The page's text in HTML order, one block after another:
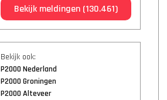
Bekijk meldingen (130.461)
Bekijk ook:
P2000 Nederland
P2000 Groningen
P2000 Alteveer